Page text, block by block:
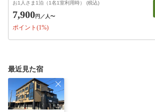
お1人さま1泊（1名1室利用時） (税込)
7,900円 ／人〜
ポイント(1%)
最近見た宿